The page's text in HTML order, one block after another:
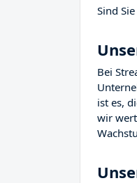
Sind
Bei
ist es,
wir